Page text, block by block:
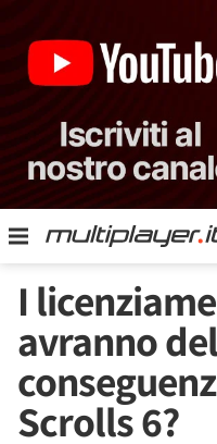
I
avranno
Scrolls 6?